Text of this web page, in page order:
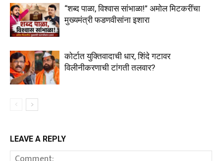
“शब्द पाळा, विश्वास सांभाळा!” अमोल मिटकरींचा
मुख्यमंत्री फडणवीसांना इशारा
कोर्टात युक्तिवादाची धार, शिंदे गटावर
विलीनीकरणाची टांगती तलवार?
LEAVE A REPLY